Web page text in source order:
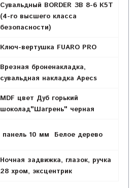
Сувальдный BORDER ЗВ 8-6 К5Т
(4-го высшего класса
безопасности)
Ключ-вертушка FUARO PRO
Врезная броненакладка,
сувальдная накладка Apecs
MDF цвет Дуб горький
шоколад"Шагрень" черная
панель 10 мм Белое дерево
Ночная задвижка, глазок, ручка
28 хром, эксцентрик